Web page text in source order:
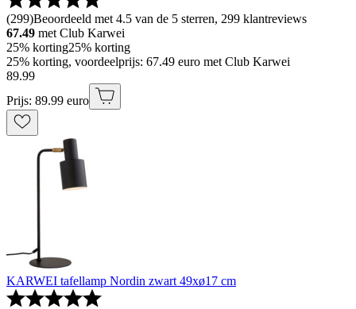
(299)Beoordeeld met 4.5 van de 5 sterren, 299 klantreviews
67.49 met Club Karwei
25% korting25% korting
25% korting, voordeelprijs: 67.49 euro met Club Karwei
89.99
Prijs: 89.99 euro
KARWEI tafellamp Nordin zwart 49xø17 cm